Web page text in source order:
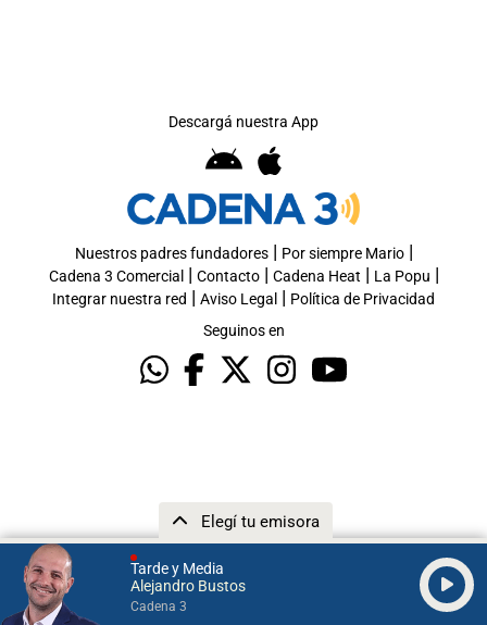
Tarde y Media
Alejandro Bustos
Cadena 3
Elegí tu emisora
Descargá nuestra App
Nuestros padres fundadores| Por siempre Mario|
Cadena 3 Comercial | Contacto| Cadena Heat | La Popu |
Integrar nuestra red | Aviso Legal | Política de Privacidad
Seguinos en